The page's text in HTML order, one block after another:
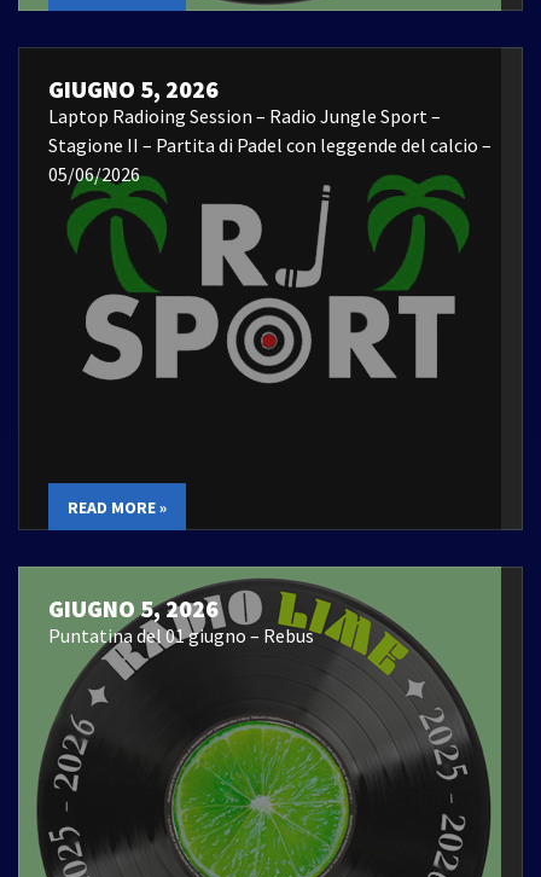
GIUGNO 5, 2026
Laptop Radioing Session – Radio Jungle Sport –
Stagione II – Partita di Padel con leggende del calcio –
05/06/2026
READ MORE »
GIUGNO 5, 2026
Puntatina del 01 giugno – Rebus